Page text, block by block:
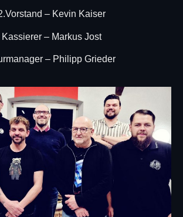
– Kevin Kaiser
Kassierer – Markus Jost
– Philipp Grieder